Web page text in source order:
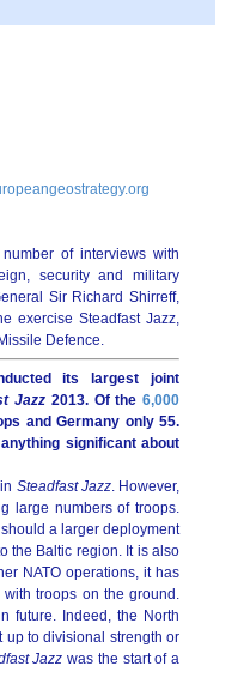
of interviews with
security and military
Sir Richard Shirreff,
exercise Steadfast Jazz,
Defence.
its largest joint
Jazz 2013. Of the6,000
and Germany only 55.
significant about
Steadfast Jazz. However,
large numbers of troops.
a larger deployment
the Baltic region. It is also
NATO operations, it has
troops on the ground.
future. Indeed, the North
up to divisional strength or
Jazzwas the start of a